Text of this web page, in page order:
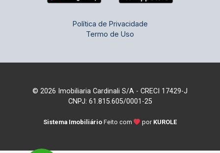
Política de Privacidade
Termo de Uso
© 2026 Imobiliaria Cardinali S/A - CRECI 17429-J
CNPJ: 61.815.605/0001-25
Sistema Imobiliário Feito com por KUROLE